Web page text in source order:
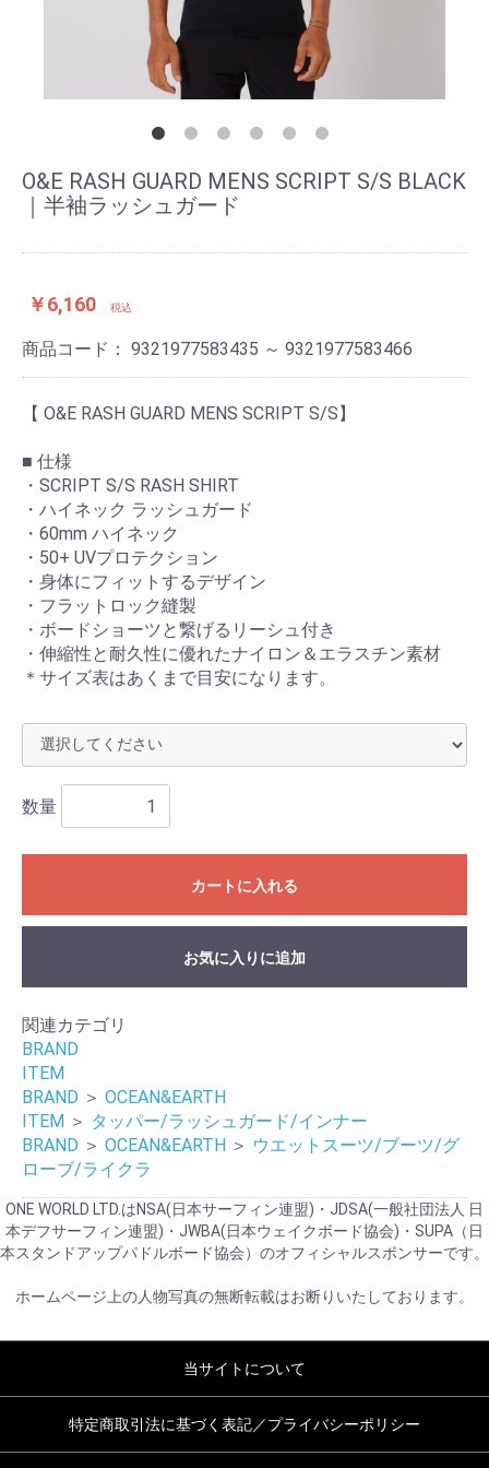
O&E RASH GUARD MENS SCRIPT S/S BLACK
｜半袖ラッシュガード
￥6,160 税込
商品コード： 9321977583435 ～ 9321977583466
【 O&E RASH GUARD MENS SCRIPT S/S】
■ 仕様
・SCRIPT S/S RASH SHIRT
・ハイネック ラッシュガード
・60mm ハイネック
・50+ UVプロテクション
・身体にフィットするデザイン
・フラットロック縫製
・ボードショーツと繋げるリーシュ付き
・伸縮性と耐久性に優れたナイロン＆エラスチン素材
＊サイズ表はあくまで目安になります。
数量
カートに入れる
お買い物を続ける カートへ進む
お気に入りに追加
関連カテゴリ
BRAND
ITEM
BRAND ＞ OCEAN&EARTH
ITEM ＞ タッパー/ラッシュガード/インナー
BRAND ＞ OCEAN&EARTH ＞ ウエットスーツ/ブーツ/グ
ローブ/ライクラ
ONE WORLD LTD.はNSA(日本サーフィン連盟)・JDSA(一般社団法人 日
本デフサーフィン連盟)・JWBA(日本ウェイクボード協会)・SUPA（日
本スタンドアップパドルボード協会）のオフィシャルスポンサーです。
ホームページ上の人物写真の無断転載はお断りいたしております。
当サイトについて
特定商取引法に基づく表記／プライバシーポリシー